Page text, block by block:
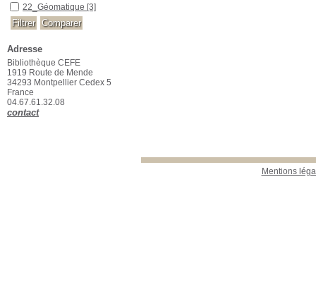
Mentions
22_Géomatique
22_Géomatique [3]
Adresse
Bibliothèque CEFE
1919 Route de Mende
34293 Montpellier Cedex 5
France
04.67.61.32.08
contact